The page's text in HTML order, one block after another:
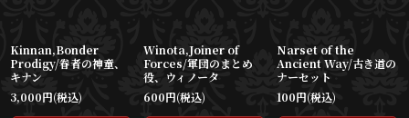
絞り込む
Kinnan,Bonder
Prodigy/眷者の神童、
キナン
3,000円(税込)
Winota,Joiner of
Forces/軍団のまとめ
役、ウィノータ
600円(税込)
Narset of the
Ancient Way/古き道の
ナーセット
100円(税込)